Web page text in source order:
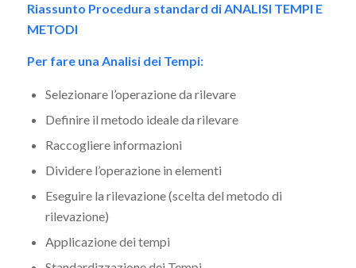
Riassunto Procedura standard di ANALISI TEMPI E
METODI
Per fare una Analisi dei Tempi:
Selezionare l’operazione da rilevare
Definire il metodo ideale da rilevare
Raccogliere informazioni
Dividere l’operazione in elementi
Eseguire la rilevazione (scelta del metodo di
rilevazione)
Applicazione dei tempi